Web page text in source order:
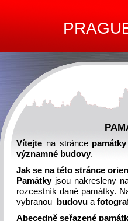
Vítejte na stránce
významné budovy.
Jak se na této stránce
Památkyjsou nakresleny
rozcestník dané památky.
vybranou
budovu a
Abecedně seřazené